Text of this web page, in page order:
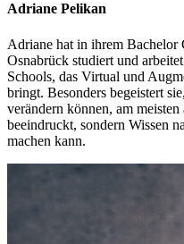
Adriane Pelikan
Adriane hat in ihrem Bachelor
Osnabrück studiert und
Schools, das Virtual und
bringt. Besonders begeistert
verändern können, am
beeindruckt, sondern Wissen
machen kann.